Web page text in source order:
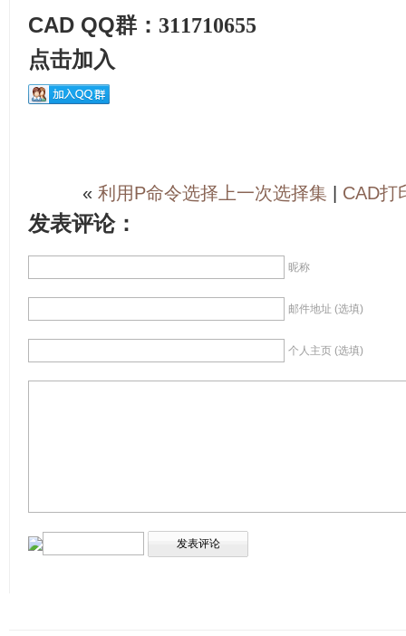
CAD QQ群： 311710655
点击加入
« 利用P命令选择上一次选择集 CAD打
发表评论：
昵称
邮件地址 (选填)
个人主页 (选填)